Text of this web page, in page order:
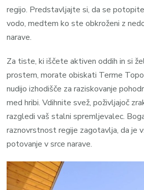
regijo. Predstavljajte si, da se
vodo, medtem ko ste obkroženi z
narave.
Za tiste, ki iščete aktiven oddih in si
prostem, morate obiskati Terme
nudijo izhodišče za raziskovanje
med hribi. Vdihnite svež, poživljajoč
razgledi vaš stalni spremljevalec.
raznovrstnost regije zagotavlja, da je
potovanje v srce narave.